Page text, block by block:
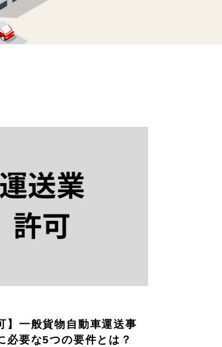
】一般貨物自動車運送事
必要な5つの要件とは？